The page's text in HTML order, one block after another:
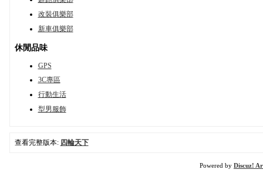
改裝俱樂部
新車俱樂部
休閒品味
GPS
3C專區
行動生活
型男服飾
查看完整版本: 四輪天下
Powered by Discuz!